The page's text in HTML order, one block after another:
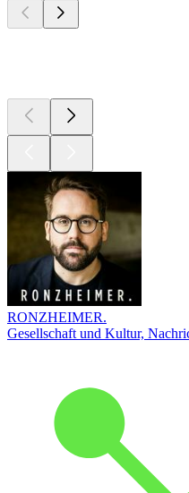
RONZHEIMER.
Gesellschaft und Kultur,